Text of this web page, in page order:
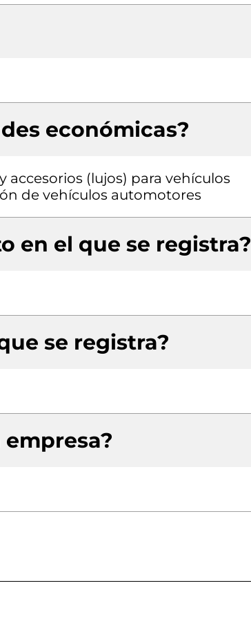
económicas?
accesorios (lujos) para vehículos
de vehículos automotores
en el que se registra?
se registra?